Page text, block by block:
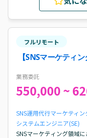
他部署や外部パートナー
フルリモート
【SNSマーケティ
業務委託
550,000 ~
SNS運用代行マーケティ
システムエンジニア(SE)
SNSマーケティング領域